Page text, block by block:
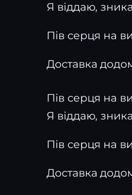
Я віддаю,
Пів серця на
Доставка
Пів серця на
Я віддаю,
Пів серця на
Доставка